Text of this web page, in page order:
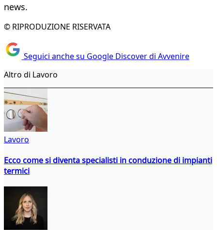
news.
© RIPRODUZIONE RISERVATA
Seguici anche su Google Discover di Avvenire
Altro di Lavoro
Lavoro
Ecco come si diventa specialisti in conduzione di impianti
termici